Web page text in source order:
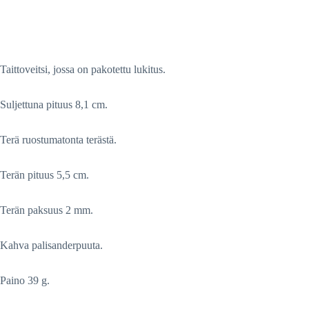
Taittoveitsi, jossa on pakotettu lukitus.
Suljettuna pituus 8,1 cm.
Terä ruostumatonta terästä.
Terän pituus 5,5 cm.
Terän paksuus 2 mm.
Kahva palisanderpuuta.
Paino 39 g.